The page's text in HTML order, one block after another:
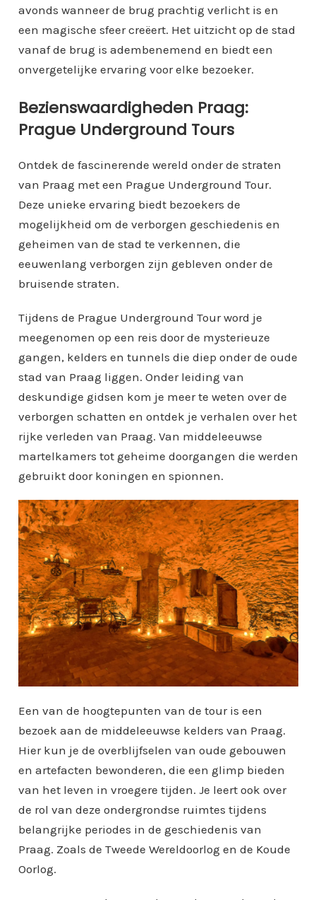
avonds wanneer de brug prachtig verlicht is en
een magische sfeer creëert. Het uitzicht op de stad
vanaf de brug is adembenemend en biedt een
onvergetelijke ervaring voor elke bezoeker.
Bezienswaardigheden Praag:
Prague Underground Tours
Ontdek de fascinerende wereld onder de straten
van Praag met een Prague Underground Tour.
Deze unieke ervaring biedt bezoekers de
mogelijkheid om de verborgen geschiedenis en
geheimen van de stad te verkennen, die
eeuwenlang verborgen zijn gebleven onder de
bruisende straten.
Tijdens de Prague Underground Tour word je
meegenomen op een reis door de mysterieuze
gangen, kelders en tunnels die diep onder de oude
stad van Praag liggen. Onder leiding van
deskundige gidsen kom je meer te weten over de
verborgen schatten en ontdek je verhalen over het
rijke verleden van Praag. Van middeleeuwse
martelkamers tot geheime doorgangen die werden
gebruikt door koningen en spionnen.
Een van de hoogtepunten van de tour is een
bezoek aan de middeleeuwse kelders van Praag.
Hier kun je de overblijfselen van oude gebouwen
en artefacten bewonderen, die een glimp bieden
van het leven in vroegere tijden. Je leert ook over
de rol van deze ondergrondse ruimtes tijdens
belangrijke periodes in de geschiedenis van
Praag. Zoals de Tweede Wereldoorlog en de Koude
Oorlog.